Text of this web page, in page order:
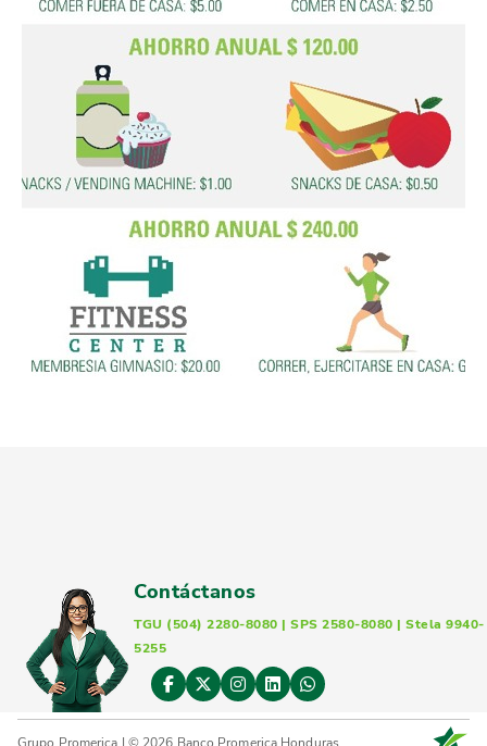
Contáctanos
TGU (504) 2280-8080 | SPS 2580-8080 | Stela 9940-
5255